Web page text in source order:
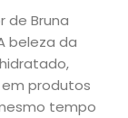
de Bruna
beleza da
produtos
tempo